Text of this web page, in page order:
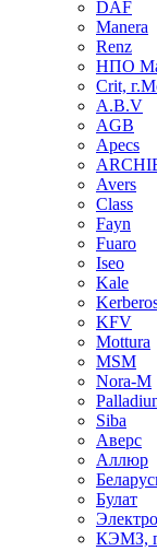
DAF
Manera
Renz
НПО
Crit,
A.B.V
AGB
Apecs
Avers
Class
Fayn
Fuaro
Iseo
Kale
KFV
Mottura
MSM
Nora-M
Siba
Аверс
Аллюр
Булат
КЭМЗ,